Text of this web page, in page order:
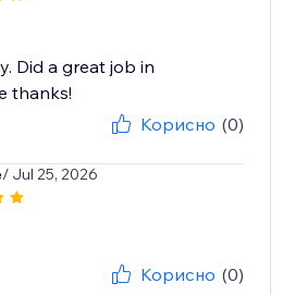
Did a great job in
thanks!
Корисно (0)
/ Jul 25, 2026
Корисно (0)